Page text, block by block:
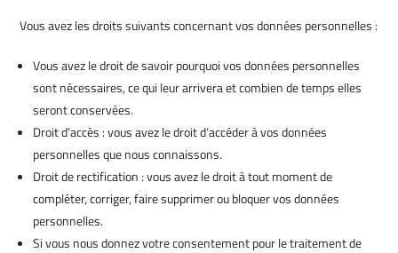
Vous avez les droits suivants concernant vos données personnelles :
Vous avez le droit de savoir pourquoi vos données personnelles
sont nécessaires, ce qui leur arrivera et combien de temps elles
seront conservées.
Droit d’accès : vous avez le droit d’accéder à vos données
personnelles que nous connaissons.
Droit de rectification : vous avez le droit à tout moment de
compléter, corriger, faire supprimer ou bloquer vos données
personnelles.
Si vous nous donnez votre consentement pour le traitement de